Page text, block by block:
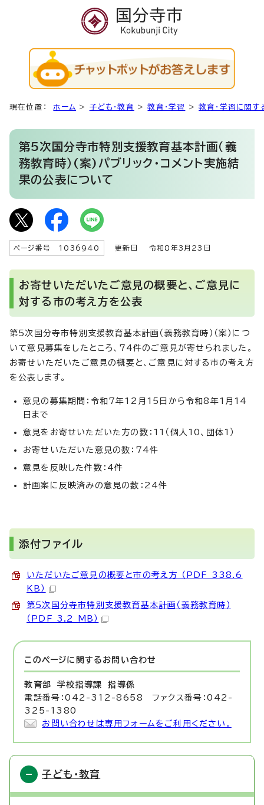
現在位置： ホーム > 子ども・教育 >教育・学習 >教育・学習に関
第5次国分寺市特別支援教育基本計画（義
務教育時）(案)パブリック・コメント実施結
果の公表について
ページ番号 1036940 更新日 令和8年3月23日
お寄せいただいたご意見の概要と、ご意見に
対する市の考え方を公表
第5次国分寺市特別支援教育基本計画（義務教育時）（案）につ
いて意見募集をしたところ、74件のご意見が寄せられました。
お寄せいただいたご意見の概要と、ご意見に対する市の考え方
を公表します。
意見の募集期間：令和7年12月15日から令和8年1月14
日まで
意見をお寄せいただいた方の数：11（個人10、団体1）
お寄せいただいた意見の数：74件
意見を反映した件数：4件
計画案に反映済みの意見の数：24件
添付ファイル
いただいたご意見の概要と市の考え方 （PDF 338.6
KB）
第5次国分寺市特別支援教育基本計画（義務教育時）
（PDF 3.2 MB）
このページに関する お問い合わせ
教育部 学校指導課 指導係
電話番号：042-312-8658 ファクス番号：042-
325-1380
お問い合わせは専用フォームをご利用ください。
子ども・教育